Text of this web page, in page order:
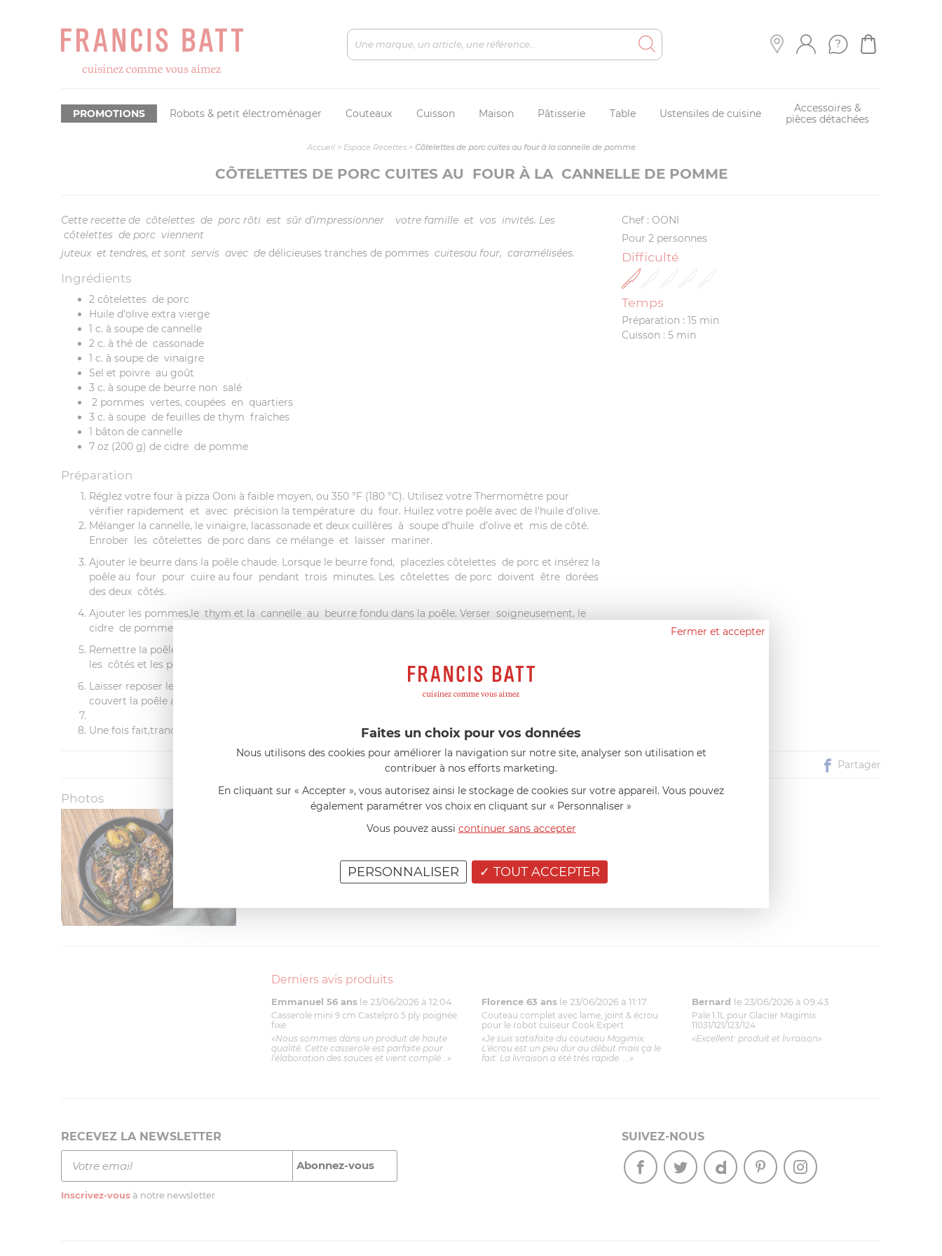
Robots & petit électroménager Couteaux Cuisson Maison Pâtisserie Table Ustensiles de cuisine
Accessoires &
pièces détachées
PROMOTIONS
Accueil> Espace Recettes> Côtelettes de porc cuites au four à la cannelle de pomme
CÔTELETTES DE PORC CUITES AU FOUR À LA CANNELLE DE POMME
Cette recette de côtelettes de porc rôti est sûr d’impressionner votre famille et vos invités. Les
côtelettes de porc viennent
juteux et tendres, et sont servis avec de délicieuses tranches de pommes cuitesau four, caramélisées.
Ingrédients
2 côtelettes de porc
Huile d’olive extra vierge
1 c. à soupe de cannelle
2 c. à thé de cassonade
1 c. à soupe de vinaigre
Sel et poivre au goût
3 c. à soupe de beurre non salé
2 pommes vertes, coupées en quartiers
3 c. à soupe de feuilles de thym fraîches
1 bâton de cannelle
7 oz (200 g) de cidre de pomme
Préparation
Réglez votre four à pizza Ooni à faible moyen, ou 350 °F (180 °C). Utilisez votre Thermomètre pour
vérifier rapidement et avec précision la température du four. Huilez votre poêle avec de l'huile d'olive.
Mélanger la cannelle, le vinaigre, lacassonade et deux cuillères à soupe d’huile d’olive et mis de côté.
Enrober les côtelettes de porc dans ce mélange et laisser mariner.
Ajouter le beurre dans la poêle chaude. Lorsque le beurre fond, placezles côtelettes de porc et insérez la
poêle au four pour cuire au four pendant trois minutes. Les côtelettes de porc doivent être dorées
des deux côtés.
Ajouter les pommes,le thym et la cannelle au beurre fondu dans la poêle. Verser soigneusement, le
cidre de pomme au mélange de beurre fondu.
Remettre la poêle au four et cuire encore 3 minutes, jusqu’à ce que les côtelettes soient dorées. tous
les côtés et les pommes ont cuit.
Laisser reposer les côtelettes de porc dans la poêle pendant cinq minutes, en vous assurant d’avoir
couvert la poêle avec du papier d’aluminium.
Une fois fait,trancher les côtelettes de porc. Servir chaud avec les pomme
Chef : OONI
Pour 2 personnes
Difficulté
Temps
Préparation : 15 min
Cuisson : 5 min
Partager
Photos
Derniers avis produits
Emmanuel 56 ans le 23/06/2026 à 12:04
Casserole mini 9 cm Castelpro 5 ply poignée
fixe
«Nous sommes dans un produit de haute
qualité. Cette casserole est parfaite pour
l'élaboration des sauces et vient complé...»
Florence 63 ans le 23/06/2026 à 11:17
Couteau complet avec lame, joint & écrou
pour le robot cuiseur Cook Expert
«Je suis satisfaite du couteau Magimix.
L'écrou est un peu dur au début mais ça le
fait. La livraison a été très rapide. ...»
Bernard le 23/06/2026 à 09:43
Pale 1.1L pour Glacier Magimix
11031/121/123/124
«Excellent: produit et livraison»
RECEVEZ LA NEWSLETTER
Inscrivez-vous à notre newsletter
SUIVEZ-NOUS
Fermer et accepter
Faites un choix pour vos données
Nous utilisons des cookies pour améliorer la navigation sur notre site, analyser son utilisation et
contribuer à nos efforts marketing.
En cliquant sur « Accepter », vous autorisez ainsi le stockage de cookies sur votre appareil. Vous pouvez
également paramétrer vos choix en cliquant sur « Personnaliser »
Vous pouvez aussi continuer sans accepter
TOUT ACCEPTER
PERSONNALISER